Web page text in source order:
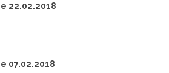
22.02.2018
07.02.2018